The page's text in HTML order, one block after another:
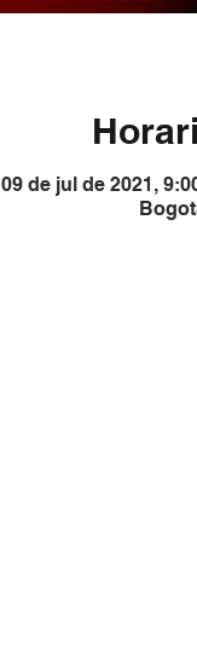
09 de jul de 2021,